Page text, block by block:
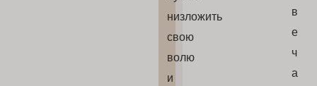
низложить
свою
волю
и
в
е
ч
а